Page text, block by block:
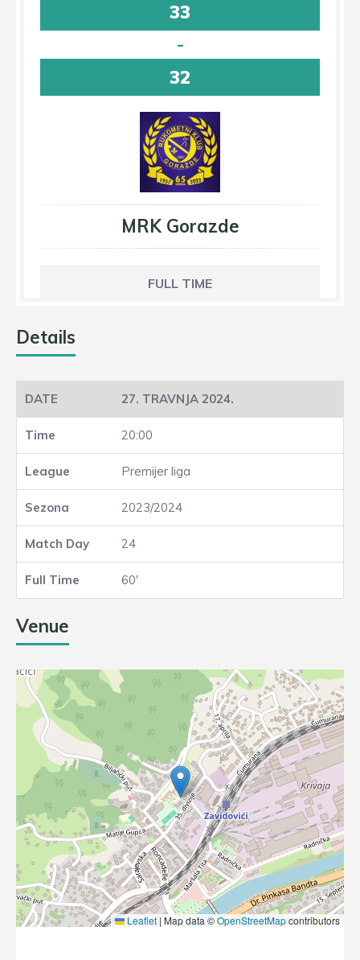
33
-
32
MRK Gorazde
FULL TIME
Details
27. TRAVNJA 2024.
20:00
Premijer liga
2023/2024
24
60'
Venue
Leaflet | Map data ©OpenStreetMapcontributors